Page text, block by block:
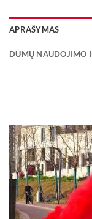
APRAŠYMAS
DŪMŲ NAUDOJIMO